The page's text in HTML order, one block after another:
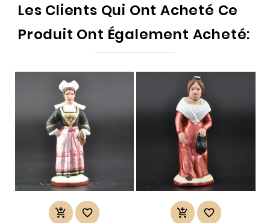
Les Clients Qui Ont Acheté Ce
Produit Ont Également Acheté:
   